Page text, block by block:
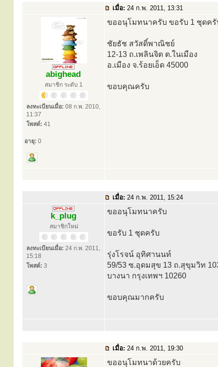
เมื่อ: 24 ก.พ. 2011, 13:31
abighead
สมาชิก ระดับ 1
ลงทะเบียนเมื่อ: 08 ก.พ. 2010,
11:37
โพสต์: 41
อายุ: 0
ขออนุโมทนาครับ ขอรับ 1 ชุดครั
ชัยธัช สวัสดิ์พาณิชย์
12-13 ถ.เพลินจิต ต.ในเมือง
อ.เมือง จ.ร้อยเอ็ด 45000
ขอบคุณครับ
เมื่อ: 24 ก.พ. 2011, 15:24
k_plug
สมาชิกใหม่
ลงทะเบียนเมื่อ: 24 ก.พ. 2011,
15:18
โพสต์: 3
ขออนุโมทนาครับ
ขอรับ 1 ชุดครับ
รุ่งโรจน์ อุทิศานนท์
59/53 ซ.อุดมสุข 13 ถ.สุขุมวิท
บางนา กรุงเทพฯ 10260
ขอบคุณมากครับ
เมื่อ: 24 ก.พ. 2011, 19:30
ขออนุโมทนาด้วยครับ